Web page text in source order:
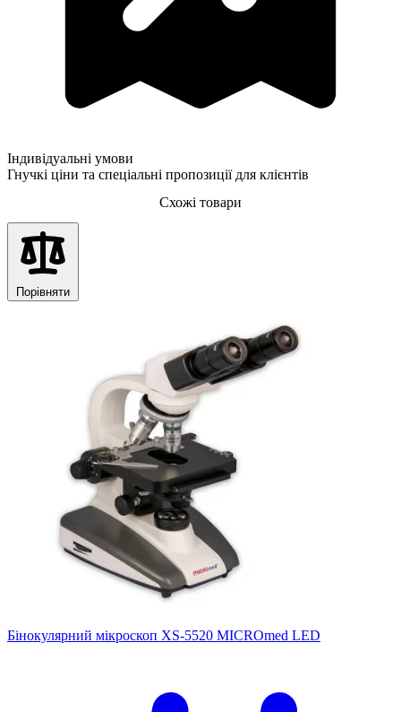
Індивідуальні умови
Гнучкі ціни та спеціальні пропозиції для клієнтів
Схожі товари
Порівняти
Бінокулярний мікроскоп XS-5520 MICROmed LED